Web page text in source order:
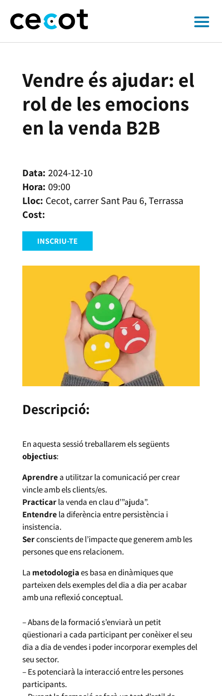
Vendre és ajudar: el
rol de les emocions
en la venda B2B
2024-12-10
09:00
Cecot, carrer Sant Pau 6, Terrassa
INSCRIU-TE
Descripció:
En aquesta sessió treballarem els següents
objectius:
Aprendrea utilitzar la comunicació per crear
vincle amb els clients/es.
Practicarla venda en clau d’”ajuda”.
Entendrela diferència entre persistència i
insistencia.
Serconscients de l’impacte que generem amb les
persones que ens relacionem.
La metodologiaes basa en dinàmiques que
parteixen dels exemples del dia a dia per acabar
amb una reflexió conceptual.
– Abans de la formació s’enviarà un petit
qüestionari a cada participant per conèixer el seu
dia a dia de vendes i poder incorporar exemples del
seu sector.
– Es potenciarà la interacció entre les persones
participants.